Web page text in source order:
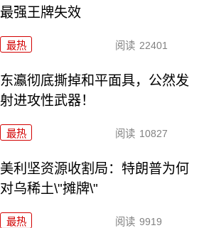
最强王牌失效
最热 阅读 22401
东瀛彻底撕掉和平面具，公然发
射进攻性武器！
最热 阅读 10827
美利坚资源收割局：特朗普为何
对乌稀土\"摊牌\"
最热 阅读 9919